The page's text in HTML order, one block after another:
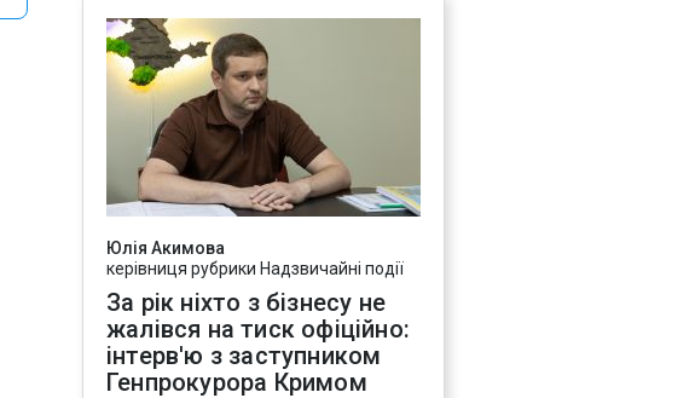
Юлія Акимова
керівниця рубрики Надзвичайні події
За рік ніхто з бізнесу не
жалівся на тиск офіційно:
інтерв'ю з заступником
Генпрокурора Кримом